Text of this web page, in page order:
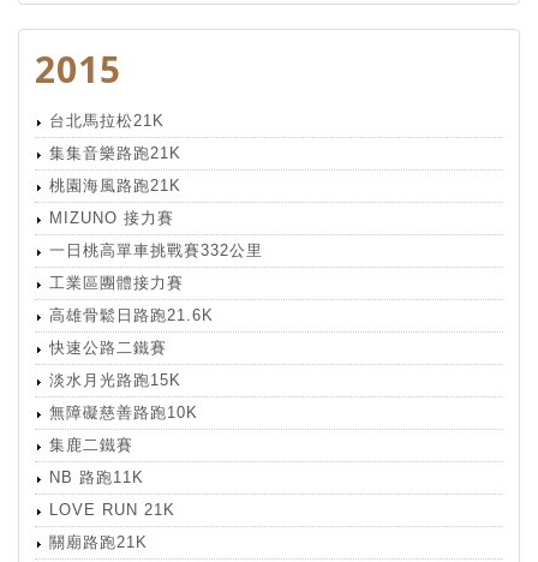
2015
台北馬拉松21K
集集音樂路跑21K
桃園海風路跑21K
MIZUNO 接力賽
一日桃高單車挑戰賽332公里
工業區團體接力賽
高雄骨鬆日路跑21.6K
快速公路二鐵賽
淡水月光路跑15K
無障礙慈善路跑10K
集鹿二鐵賽
NB 路跑11K
LOVE RUN 21K
關廟路跑21K